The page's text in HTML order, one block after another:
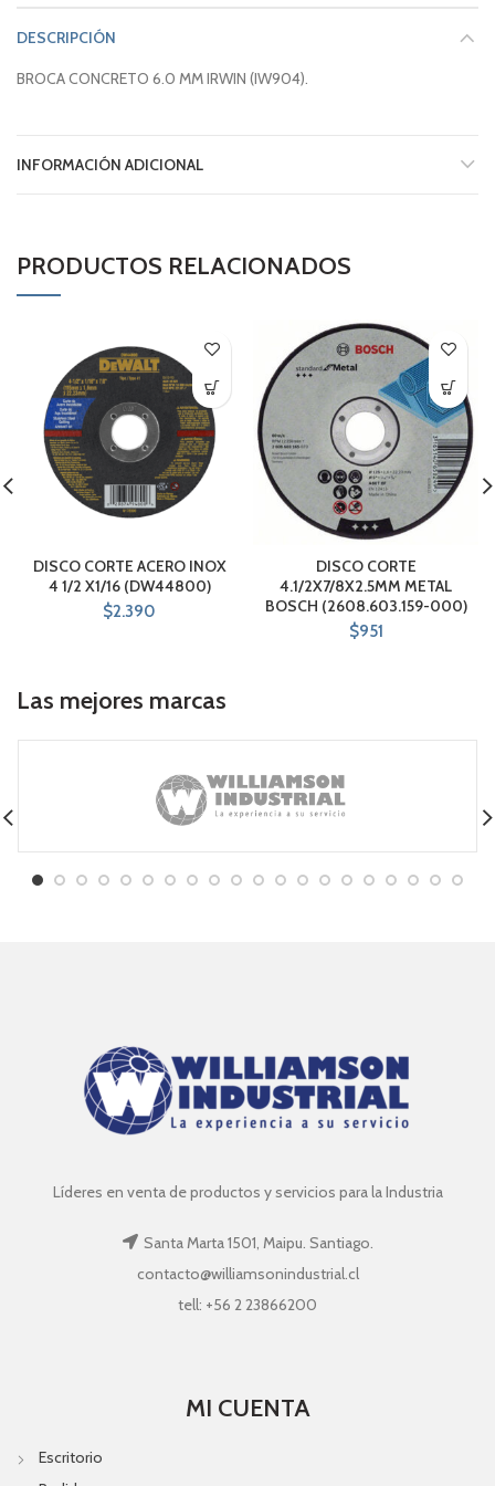
DESCRIPCIÓN
BROCA CONCRETO 6.0 MM IRWIN (IW904).
INFORMACIÓN ADICIONAL
PRODUCTOS RELACIONADOS
DISCO CORTE ACERO INOX
4 1/2 X1/16 (DW44800)
$2.390
DISCO CORTE
4.1/2X7/8X2.5MM METAL
BOSCH (2608.603.159-000)
$951
Las mejores marcas
Líderes en venta de productos y servicios para la Industria
Santa Marta 1501, Maipu. Santiago.
contacto@williamsonindustrial.cl
tell: +56 2 23866200
MI CUENTA
Escritorio